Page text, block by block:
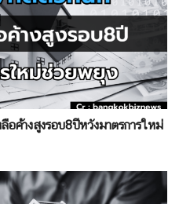
ค้างสูงรอบ8ปีหวังมาตรการใหม่